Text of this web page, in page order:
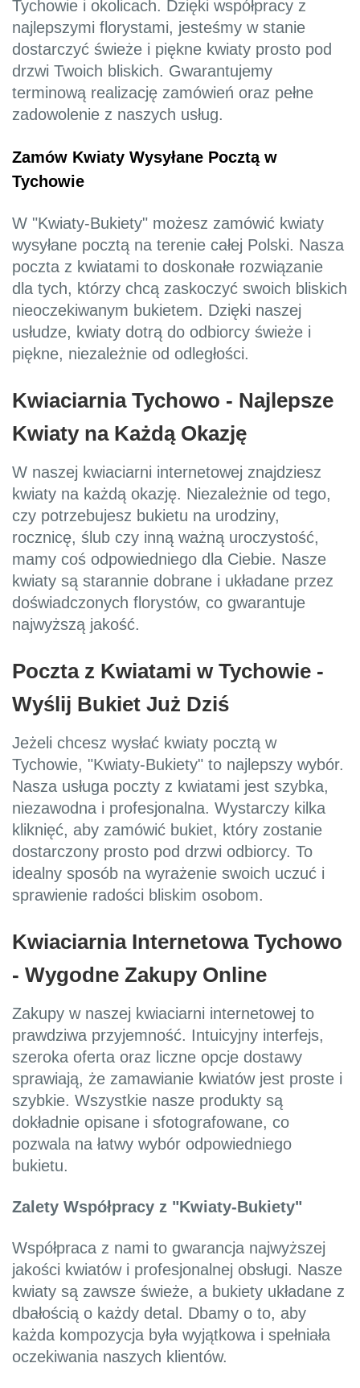
Tychowie i okolicach. Dzięki współpracy z
najlepszymi florystami, jesteśmy w stanie
dostarczyć świeże i piękne kwiaty prosto pod
drzwi Twoich bliskich. Gwarantujemy
terminową realizację zamówień oraz pełne
zadowolenie z naszych usług.
Zamów Kwiaty Wysyłane Pocztą w
Tychowie
W "Kwiaty-Bukiety" możesz zamówić kwiaty
wysyłane pocztą na terenie całej Polski. Nasza
poczta z kwiatami to doskonałe rozwiązanie
dla tych, którzy chcą zaskoczyć swoich bliskich
nieoczekiwanym bukietem. Dzięki naszej
usłudze, kwiaty dotrą do odbiorcy świeże i
piękne, niezależnie od odległości.
Kwiaciarnia Tychowo - Najlepsze
Kwiaty na Każdą Okazję
W naszej kwiaciarni internetowej znajdziesz
kwiaty na każdą okazję. Niezależnie od tego,
czy potrzebujesz bukietu na urodziny,
rocznicę, ślub czy inną ważną uroczystość,
mamy coś odpowiedniego dla Ciebie. Nasze
kwiaty są starannie dobrane i układane przez
doświadczonych florystów, co gwarantuje
najwyższą jakość.
Poczta z Kwiatami w Tychowie -
Wyślij Bukiet Już Dziś
Jeżeli chcesz wysłać kwiaty pocztą w
Tychowie, "Kwiaty-Bukiety" to najlepszy wybór.
Nasza usługa poczty z kwiatami jest szybka,
niezawodna i profesjonalna. Wystarczy kilka
kliknięć, aby zamówić bukiet, który zostanie
dostarczony prosto pod drzwi odbiorcy. To
idealny sposób na wyrażenie swoich uczuć i
sprawienie radości bliskim osobom.
Kwiaciarnia Internetowa Tychowo
- Wygodne Zakupy Online
Zakupy w naszej kwiaciarni internetowej to
prawdziwa przyjemność. Intuicyjny interfejs,
szeroka oferta oraz liczne opcje dostawy
sprawiają, że zamawianie kwiatów jest proste i
szybkie. Wszystkie nasze produkty są
dokładnie opisane i sfotografowane, co
pozwala na łatwy wybór odpowiedniego
bukietu.
Zalety Współpracy z "Kwiaty-Bukiety"
Współpraca z nami to gwarancja najwyższej
jakości kwiatów i profesjonalnej obsługi. Nasze
kwiaty są zawsze świeże, a bukiety układane z
dbałością o każdy detal. Dbamy o to, aby
każda kompozycja była wyjątkowa i spełniała
oczekiwania naszych klientów.